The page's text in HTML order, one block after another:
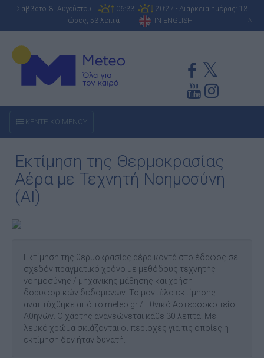
Σάββατο 8 Αυγούστου 06:33
20:27 - Διάρκεια ημέρας: 13
ώρες, 53 λεπτά |
IN ENGLISH A
ΚΕΝΤΡΙΚΟ ΜΕΝΟΥ
Εκτίμηση της Θερμοκρασίας
Αέρα με Τεχνητή Νοημοσύνη
(AI)
Εκτίμηση της θερμοκρασίας αέρα κοντά στο έδαφος σε
σχεδόν πραγματικό χρόνο με μεθόδους τεχνητής
νοημοσύνης / μηχανικής μάθησης και χρήση
δορυφορικών δεδομένων. Το μοντέλο εκτίμησης
αναπτύχθηκε από το meteo.gr / Εθνικό Αστεροσκοπείο
Αθηνών. Ο χάρτης ανανεώνεται κάθε 30 λεπτά. Με
λευκό χρώμα σκιάζονται οι περιοχές για τις οποίες η
εκτίμηση δεν ήταν δυνατή.